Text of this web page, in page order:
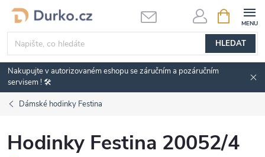
Přejít
obsah
HLEDAT
NÁKUPNÍ
KOŠÍK
Nakupujte v autorizovaném eshopu se záručním a pozáručním
servisem ! 🛠️
Dámské hodinky Festina
Hodinky Festina 20052/4